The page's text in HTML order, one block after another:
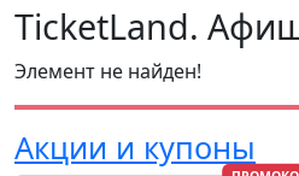
TicketLand.
Элемент не найден!
Акции и купоны